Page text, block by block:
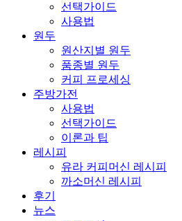
선택가이드
사용법
원두
원산지별 원두
품종별 원두
커피 프로세싱
주방가전
사용법
선택가이드
이론과 팁
레시피
유라 커피머신 레시피
까소머신 레시피
후기
뉴스